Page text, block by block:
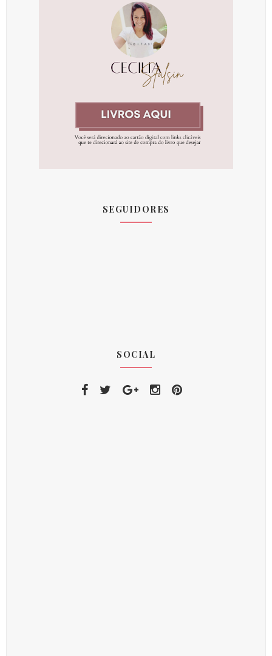
SEGUIDORES
SOCIAL